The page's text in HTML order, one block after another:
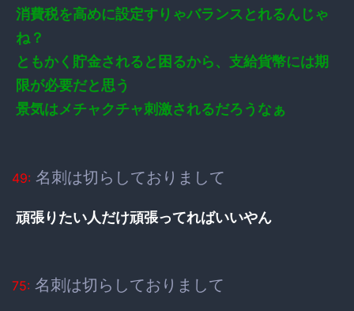
消費税を高めに設定すりゃバランスとれるんじゃ
ね？
ともかく貯金されると困るから、支給貨幣には期
限が必要だと思う
景気はメチャクチャ刺激されるだろうなぁ
49: 名刺は切らしておりまして
頑張りたい人だけ頑張ってればいいやん
75: 名刺は切らしておりまして